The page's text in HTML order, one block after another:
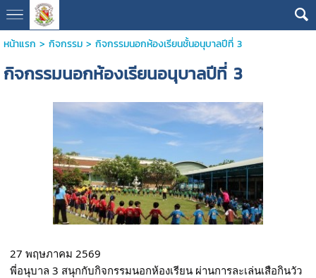
หน้าแรก > กิจกรรม> กิจกรรมนอกห้องเรียนชั้นอนุบาลปีที่ 3
กิจกรรมนอกห้องเรียนอนุบาลปีที่ 3
27 พฤษภาคม 2569
พี่อนุบาล 3 สนุกกับกิจกรรมนอกห้องเรียน ผ่านการละเล่นเสือกินวัว